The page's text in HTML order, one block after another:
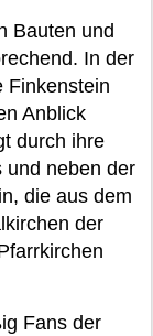
Bauten und
In der
Finkenstein
Anblick
durch ihre
und neben der
die aus dem
der
Fans der